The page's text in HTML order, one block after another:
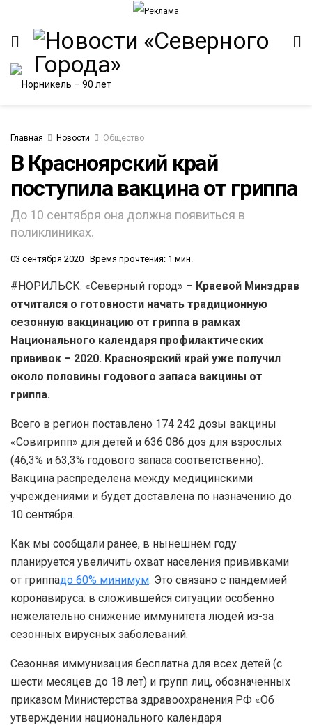
Главная Новости Общество
В Красноярский край
поступила вакцина от гриппа
До 10 сентября она должна появиться в
поликлиниках.
03 сентября 2020 Время прочтения: 1 мин.
#НОРИЛЬСК. «Северный город» – Краевой Минздрав
отчитался о готовности начать традиционную
сезонную вакцинацию от гриппа в рамках
Национального календаря профилактических
прививок – 2020. Красноярский край уже получил
около половины годового запаса вакцины от
гриппа.
Всего в регион поставлено 174 242 дозы вакцины
«Совигрипп» для детей и 636 086 доз для взрослых
(46,3% и 63,3% годового запаса соответственно).
Вакцина распределена между медицинскими
учреждениями и будет доставлена по назначению до
10 сентября.
Как мы сообщали ранее, в нынешнем году
планируется увеличить охват населения прививками
от гриппадо 60% минимум. Это связано с пандемией
коронавируса: в сложившейся ситуации особенно
нежелательно снижение иммунитета людей из-за
сезонных вирусных заболеваний.
Сезонная иммунизация бесплатна для всех детей (с
шести месяцев до 18 лет) и групп лиц, обозначенных
приказом Министерства здравоохранения РФ «Об
утверждении национального календаря